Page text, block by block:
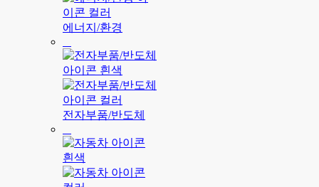
에너지/환경
전자부품/반도체